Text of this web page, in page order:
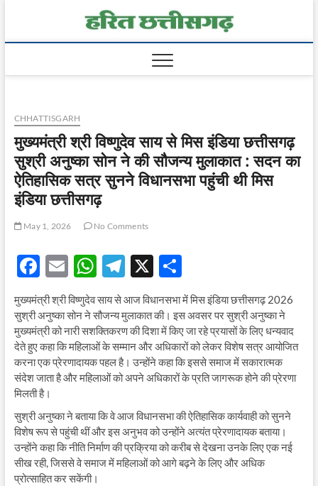
CHHATTISGARH
मुख्यमंत्री श्री विष्णुदेव साय से मिस इंडिया छत्तीसगढ़
सुश्री अनुष्का सोन ने की सौजन्य मुलाकात : सदन का
ऐतिहासिक सत्र सुनने विधानसभा पहुंची थी मिस
इंडिया छत्तीसगढ़
May 1, 2026 No Comments
F
ac
e
b
o
o
k
E
m
ail
W
at
s
A
p
T
e
gr
a
m
X S
h
ar
e
मुख्यमंत्री श्री विष्णुदेव साय से आज विधानसभा में मिस इंडिया छत्तीसगढ़ 2026
सुश्री अनुष्का सोन ने सौजन्य मुलाकात की। इस अवसर पर सुश्री अनुष्का ने
मुख्यमंत्री को नारी सशक्तिकरण की दिशा में किए जा रहे प्रयासों के लिए धन्यवाद
देते हुए कहा कि महिलाओं के सम्मान और अधिकारों को लेकर विशेष सत्र आयोजित
करना एक प्रेरणादायक पहल है। उन्होंने कहा कि इससे समाज में सकारात्मक
संदेश जाता है और महिलाओं को अपने अधिकारों के प्रति जागरूक होने की प्रेरणा
मिलती है।
सुश्री अनुष्का ने बताया कि वे आज विधानसभा की ऐतिहासिक कार्यवाही को सुनने
विशेष रूप से पहुंची थीं और इस अनुभव को उन्होंने अत्यंत प्रेरणादायक बताया।
उन्होंने कहा कि नीति निर्माण की प्रक्रिया को करीब से देखना उनके लिए एक नई
सीख रही, जिससे वे समाज में महिलाओं को आगे बढ़ने के लिए और अधिक
प्रोत्साहित कर सकेंगी।